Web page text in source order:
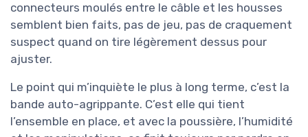
connecteurs moulés entre le câble et les housses
semblent bien faits, pas de jeu, pas de craquement
suspect quand on tire légèrement dessus pour
ajuster.
Le point qui m’inquiète le plus à long terme, c’est la
bande auto-agrippante. C’est elle qui tient
l’ensemble en place, et avec la poussière, l’humidité